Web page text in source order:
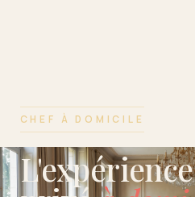
CHEF À DOMICILE